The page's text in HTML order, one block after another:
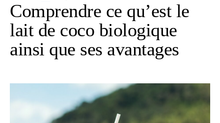
Comprendre ce qu’est le
lait de coco biologique
ainsi que ses avantages